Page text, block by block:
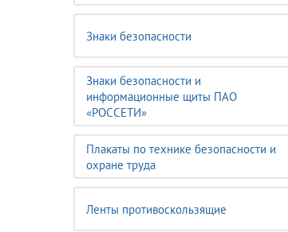
Знаки безопасности
Знаки безопасности и
информационные щиты ПАО
«РОССЕТИ»
Плакаты по технике безопасности и
охране труда
Ленты противоскользящие